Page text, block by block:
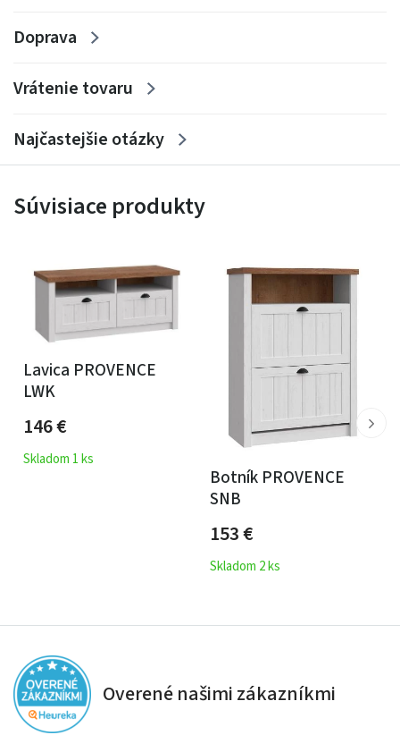
Doprava
Vrátenie tovaru
Najčastejšie otázky
Súvisiace produkty
Lavica PROVENCE
LWK
146€
Skladom 1 ks
Botník PROVENCE
SNB
153€
Skladom 2 ks
Overené našimi zákazníkmi